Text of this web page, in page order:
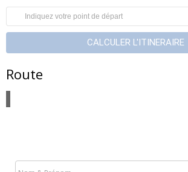
CALCULER L'ITINERAIRE
Route